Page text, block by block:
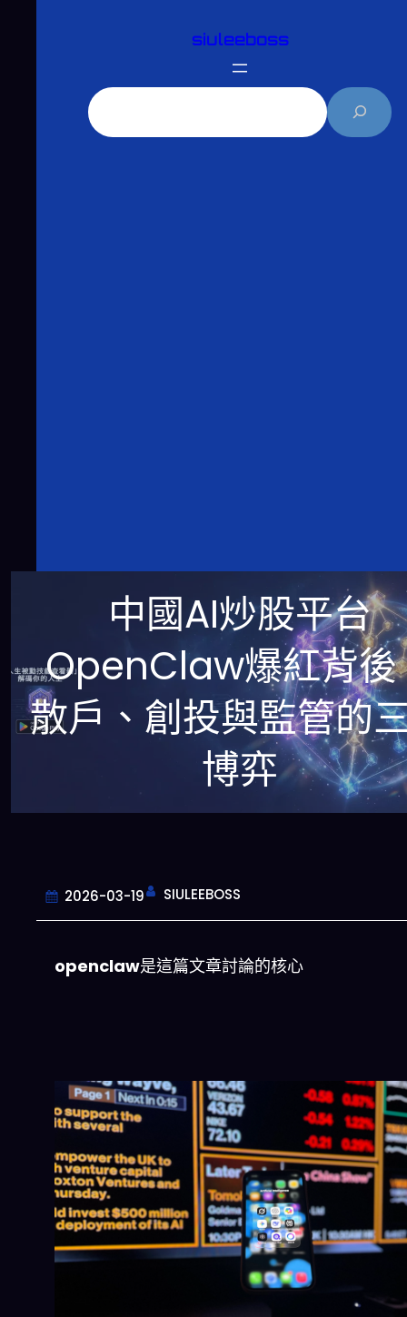
siuleeboss
中國AI炒股平台
OpenClaw爆紅背後
散戶、創投與監管的
博弈
2026-03-19 SIULEEBOSS
openclaw是這篇文章討論的核心